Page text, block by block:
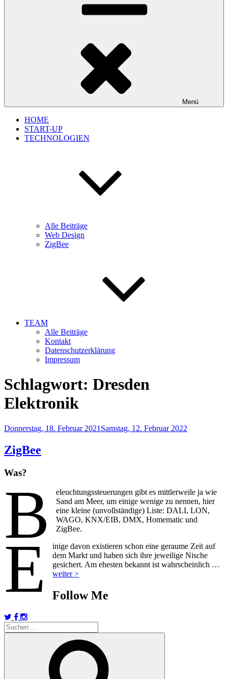
Menü
HOME
START-UP
TECHNOLOGIEN
Alle Beiträge
Web Design
ZigBee
TEAM
Alle Beiträge
Kontakt
Datenschutzerklärung
Impressum
Schlagwort: Dresden
Elektronik
Veröffentlicht
Donnerstag, 18. Februar 2021 Samstag, 12. Februar 2022
ZigBee
Was?
B
eleuchtungssteuerungen gibt es mittlerweile ja wie
Sand am Meer, um einige wenige zu nennen, hier
eine kleine (unvollständige) Liste: DALI, LON,
WAGO, KNX/EIB, DMX, Homematic und
ZigBee.
E
inige davon existieren schon eine geraume Zeit auf
dem Markt und haben sich ihre jeweilige Nische
gesichert. Am ehesten bekannt ist wahrscheinlich …
weiter >
Follow Me
Suchen
nach: